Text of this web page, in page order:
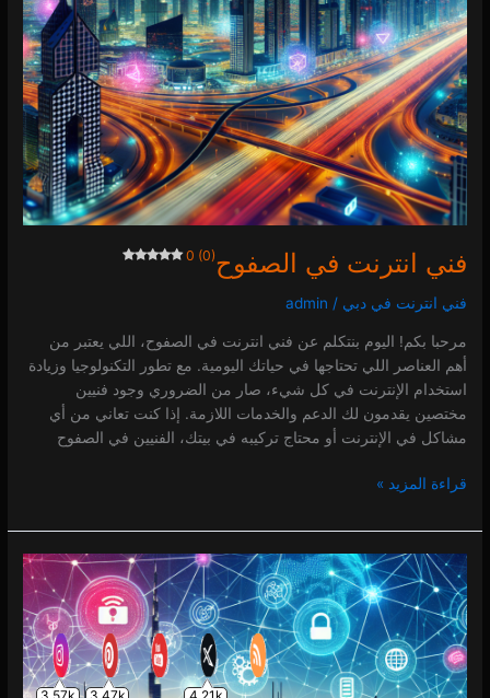
فني انترنت في الصفوح0 (0)
فني انترنت في دبي /
admin
مرحبا بكم! اليوم بنتكلم عن فني انترنت في الصفوح، اللي يعتبر من
أهم العناصر اللي تحتاجها في حياتك اليومية. مع تطور التكنولوجيا وزيادة
استخدام الإنترنت في كل شيء، صار من الضروري وجود فنيين
مختصين يقدمون لك الدعم والخدمات اللازمة. إذا كنت تعاني من أي
مشاكل في الإنترنت أو محتاج تركيبه في بيتك، الفنيين في الصفوح
قراءة المزيد »
فني
انترنت
في
السعادة
0 (0)